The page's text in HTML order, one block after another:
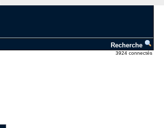
Recherche
3924 connectés